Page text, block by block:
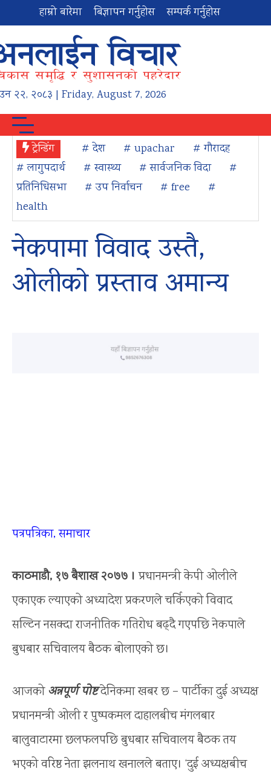
हाम्रो बारेमा बिज्ञापन गर्नुहोस सम्पर्क गर्नुहोस
२२, २०८३ | Friday, August 7, 2026
ट्रेन्डिंग # देश # upachar
# गौरादह
# लागुपदार्थ
# स्वास्थ्य # सार्वजनिक विदा
#
प्रतिनिधिसभा
# उप निर्वाचन # free
#
health
नेकपामा विवाद उस्तै,
ओलीको प्रस्ताव अमान्य
पत्रपत्रिका, समाचार
काठमाडौ, १७ बैशाख २०७७ । प्रधानमन्त्री केपी ओलीले
एकाएक ल्याएको अध्यादेश प्रकरणले चर्किएको विवाद
सल्टिन नसक्दा राजनीतिक गतिरोध बढ्दै गएपछि नेकपाले
बुधबार सचिवालय बैठक बोलाएको छ।
आजकोअन्नपूर्ण पोष्टदेनिकमा खबर छ – पार्टीका दुई अध्यक्ष
प्रधानमन्त्री ओली र पुष्पकमल दाहालबीच मंगलबार
बालुवाटारमा छलफलपछि बुधबार सचिवालय बैठक तय
भएको वरिष्ठ नेता झलनाथ खनालले बताए। ‘दुई अध्यक्षबीच